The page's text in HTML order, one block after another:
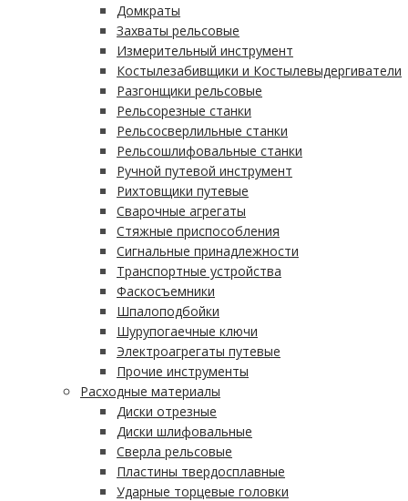
Домкраты
Захваты рельсовые
Измерительный инструмент
Костылезабивщики и Костылевыдергиватели
Разгонщики рельсовые
Рельсорезные станки
Рельсосверлильные станки
Рельсошлифовальные станки
Ручной путевой инструмент
Рихтовщики путевые
Сварочные агрегаты
Стяжные приспособления
Сигнальные принадлежности
Транспортные устройства
Фаскосъемники
Шпалоподбойки
Шурупогаечные ключи
Электроагрегаты путевые
Прочие инструменты
Расходные материалы
Диски отрезные
Диски шлифовальные
Сверла рельсовые
Пластины твердосплавные
Ударные торцевые головки